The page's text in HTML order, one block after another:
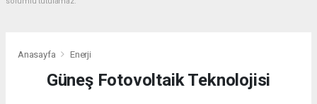
Anasayfa Enerji
Güneş Fotovoltaik Teknolojisi